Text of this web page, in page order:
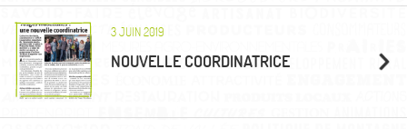
3 JUIN 2019
NOUVELLE COORDINATRICE